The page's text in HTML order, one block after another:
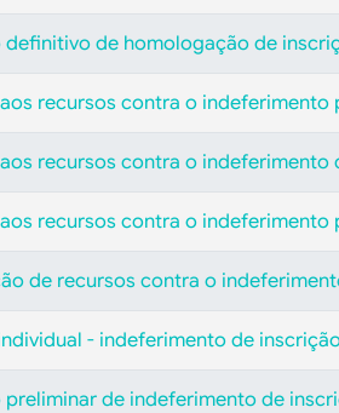
definitivo de homologação de
recursos contra o
recursos contra o
recursos contra o indeferimento
de recursos contra o
- indeferimento de
preliminar de indeferimento de